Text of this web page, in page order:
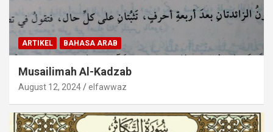
ARTIKEL BAHASA ARAB
Musailimah Al-Kadzab
August 12, 2024 elfawwaz